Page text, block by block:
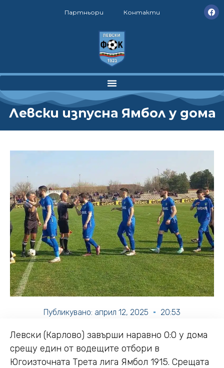
Партньори Контакти
Левски изпусна Ямбол у дома
Публикувано: април 12, 2025 20:53
Левски (Карлово) завърши наравно 0:0 у дома
срещу един от водещите отбори в
Югоизточната Трета лига Ямбол 1915. Срещата